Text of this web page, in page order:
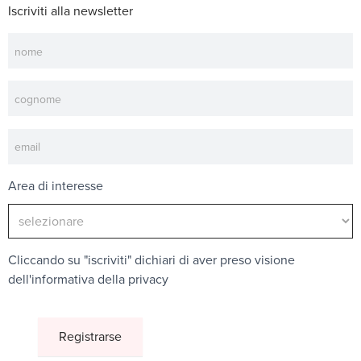
Iscriviti alla newsletter
Area di interesse
Cliccando su "iscriviti" dichiari di aver preso visione
dell'informativa della privacy